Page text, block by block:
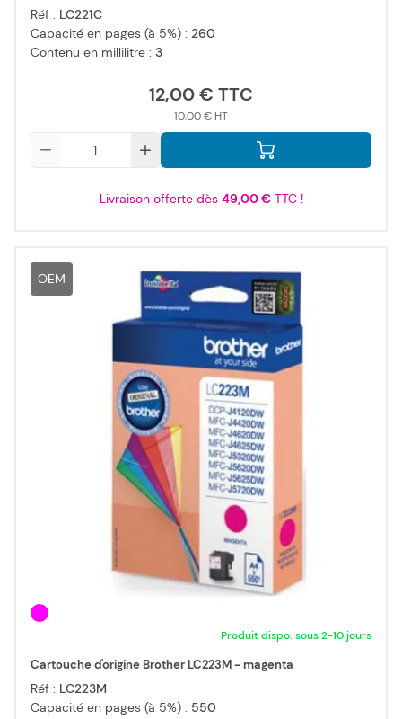
Réf : LC221C
Capacité en pages (à 5%) : 260
Contenu en millilitre : 3
12,00 €
10,00 €
Livraison offerte dès 49,00 €TTC !
OEM
Produit dispo. sous 2-10 jours
Cartouche d'origine Brother LC223M - magenta
Réf : LC223M
Capacité en pages (à 5%) : 550